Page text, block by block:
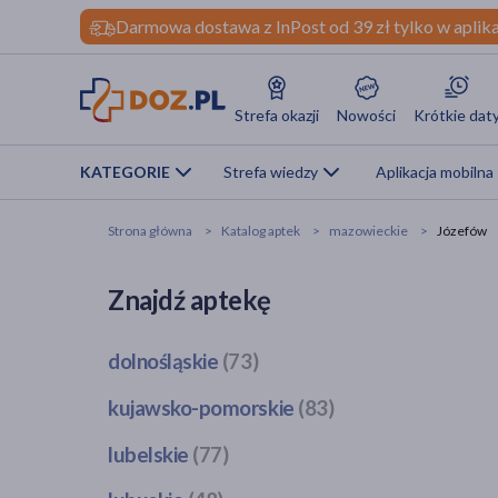
Darmowa dostawa z InPost od 39 zł tylko w
Strefa okazji Nowości Krótkie
KATEGORIE Strefa wiedzy Aplikacja mobilna
Strona główna Katalog aptek mazowieckie Józefów
Znajdź aptekę
dolnośląskie (73)
Bogatynia(1)
Głogów (3)
kujawsko-pomorskie (83)
Bobrowo(1)
lubelskie (77)